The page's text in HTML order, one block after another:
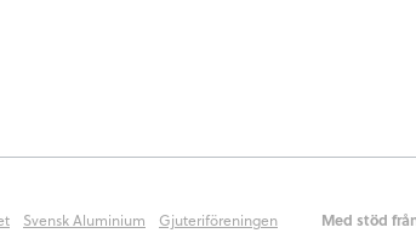
Svensk Aluminium Gjuteriföreningen Med stöd